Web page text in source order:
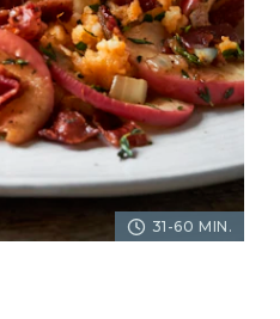
31-60 MIN.